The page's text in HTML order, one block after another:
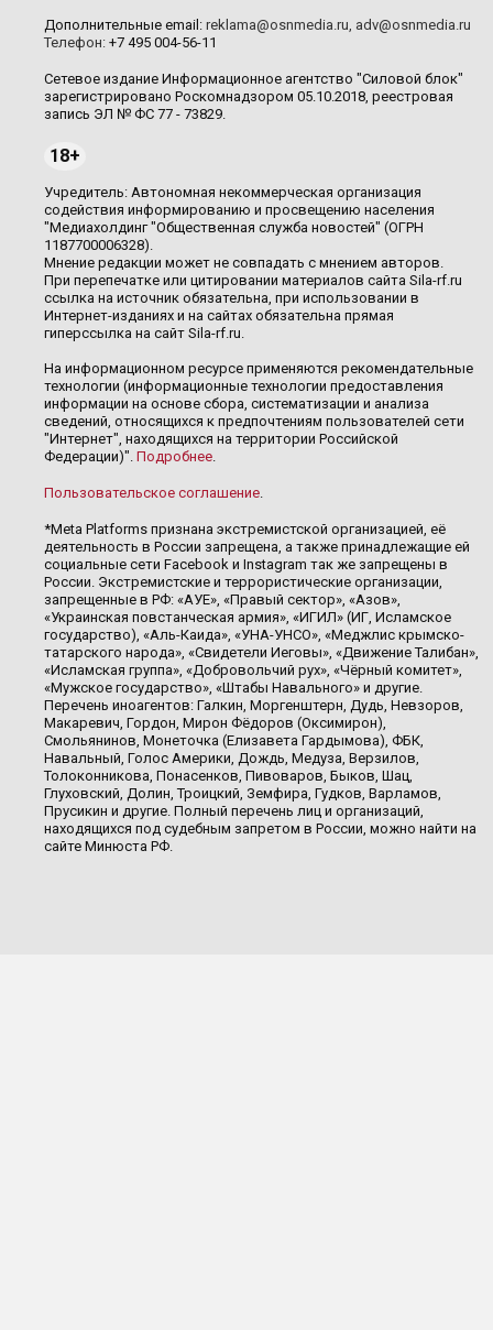
Дополнительные email: reklama@osnmedia.ru, adv@osnmedia.ru
Телефон: +7 495 004-56-11
Сетевое издание Информационное агентство "Силовой блок"
зарегистрировано Роскомнадзором 05.10.2018, реестровая
запись ЭЛ № ФС 77 - 73829.
18+
Учредитель: Автономная некоммерческая организация
содействия информированию и просвещению населения
"Медиахолдинг "Общественная служба новостей" (ОГРН
1187700006328).
Мнение редакции может не совпадать с мнением авторов.
При перепечатке или цитировании материалов сайта Sila-rf.ru
ссылка на источник обязательна, при использовании в
Интернет-изданиях и на сайтах обязательна прямая
гиперссылка на сайт Sila-rf.ru.
На информационном ресурсе применяются рекомендательные
технологии (информационные технологии предоставления
информации на основе сбора, систематизации и анализа
сведений, относящихся к предпочтениям пользователей сети
"Интернет", находящихся на территории Российской
Федерации)". Подробнее.
Пользовательское соглашение.
*Meta Platforms признана экстремистской организацией, её
деятельность в России запрещена, а также принадлежащие ей
социальные сети Facebook и Instagram так же запрещены в
России. Экстремистские и террористические организации,
запрещенные в РФ: «АУЕ», «Правый сектор», «Азов»,
«Украинская повстанческая армия», «ИГИЛ» (ИГ, Исламское
государство), «Аль-Каида», «УНА-УНСО», «Меджлис крымско-
татарского народа», «Свидетели Иеговы», «Движение Талибан»,
«Исламская группа», «Добровольчий рух», «Чёрный комитет»,
«Мужское государство», «Штабы Навального» и другие.
Перечень иноагентов: Галкин, Моргенштерн, Дудь, Невзоров,
Макаревич, Гордон, Мирон Фёдоров (Оксимирон),
Смольянинов, Монеточка (Елизавета Гардымова), ФБК,
Навальный, Голос Америки, Дождь, Медуза, Верзилов,
Толоконникова, Понасенков, Пивоваров, Быков, Шац,
Глуховский, Долин, Троицкий, Земфира, Гудков, Варламов,
Прусикин и другие. Полный перечень лиц и организаций,
находящихся под судебным запретом в России, можно найти на
сайте Минюста РФ.